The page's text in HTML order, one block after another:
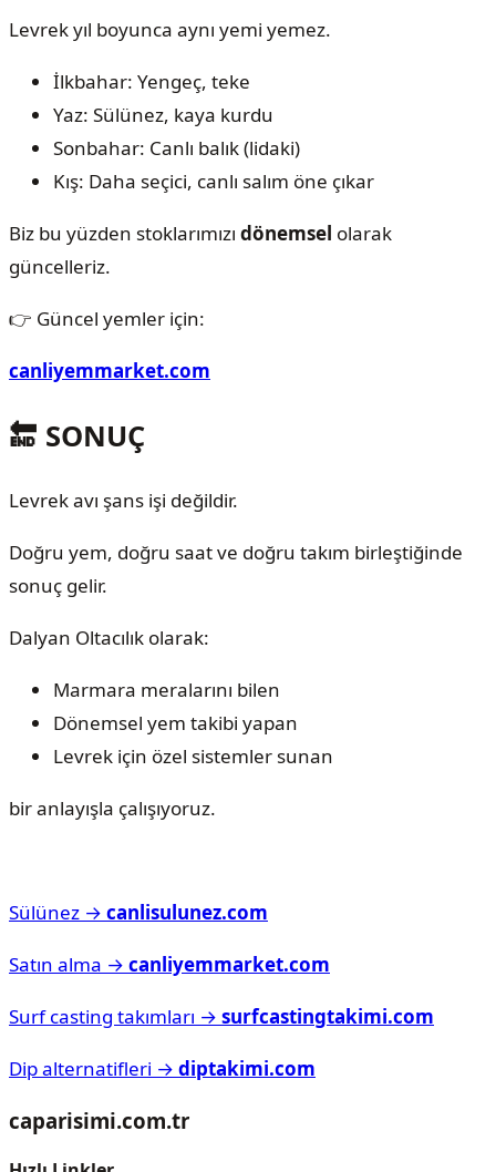
Levrek yıl boyunca aynı yemi yemez.
İlkbahar: Yengeç, teke
Yaz: Sülünez, kaya kurdu
Sonbahar: Canlı balık (lidaki)
Kış: Daha seçici, canlı salım öne çıkar
Biz bu yüzden stoklarımızı dönemsel olarak
güncelleriz.
👉 Güncel yemler için:
canliyemmarket.com
🔚 SONUÇ
Levrek avı şans işi değildir.
Doğru yem, doğru saat ve doğru takım birleştiğinde
sonuç gelir.
Dalyan Oltacılık olarak:
Marmara meralarını bilen
Dönemsel yem takibi yapan
Levrek için özel sistemler sunan
bir anlayışla çalışıyoruz.
Sülünez → canlisulunez.com
Satın alma → canliyemmarket.com
Surf casting takımları → surfcastingtakimi.com
Dip alternatifleri → diptakimi.com
caparisimi.com.tr